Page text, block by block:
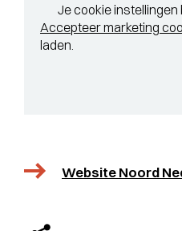
Je cookie instellingen
Accepteer marketing
laden.
Website Noord